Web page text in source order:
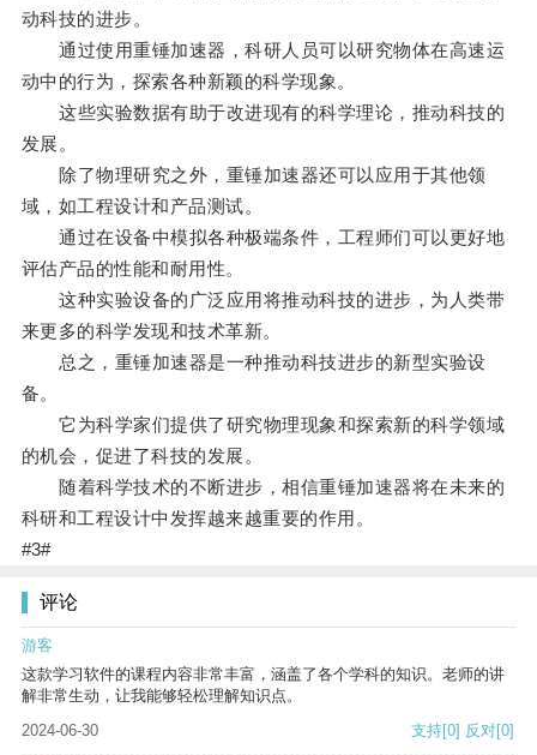
动科技的进步。
通过使用重锤加速器，科研人员可以研究物体在高速运
动中的行为，探索各种新颖的科学现象。
这些实验数据有助于改进现有的科学理论，推动科技的
发展。
除了物理研究之外，重锤加速器还可以应用于其他领
域，如工程设计和产品测试。
通过在设备中模拟各种极端条件，工程师们可以更好地
评估产品的性能和耐用性。
这种实验设备的广泛应用将推动科技的进步，为人类带
来更多的科学发现和技术革新。
总之，重锤加速器是一种推动科技进步的新型实验设
备。
它为科学家们提供了研究物理现象和探索新的科学领域
的机会，促进了科技的发展。
随着科学技术的不断进步，相信重锤加速器将在未来的
科研和工程设计中发挥越来越重要的作用。
#3#
评论
游客
这款学习软件的课程内容非常丰富，涵盖了各个学科的知识。老师的讲
解非常生动，让我能够轻松理解知识点。
2024-06-30
支持[0] 反对[0]